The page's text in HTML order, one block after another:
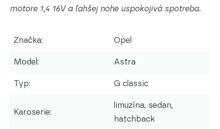
motore 1,4 16V a ľahšej nohe uspokojivá spotreba.
Značka: Opel
Model: Astra
Typ: G classic
Karoserie:
limuzína, sedan,
hatchback